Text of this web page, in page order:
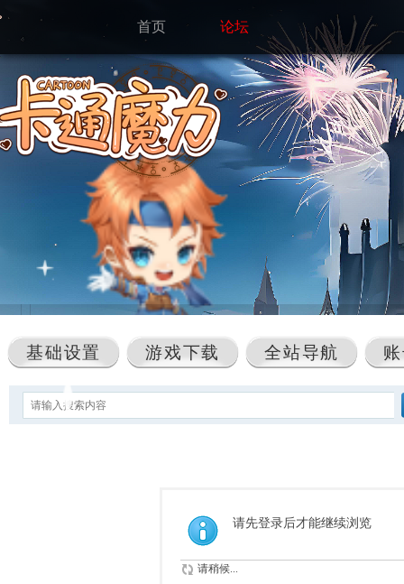
首页 论坛
基础设置 游戏下载 全站导航
请先登录后才能继续浏览
请稍候...